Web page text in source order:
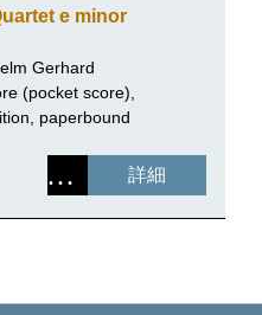
e minor
Gerhard
(pocket score),
paperbound
詳細